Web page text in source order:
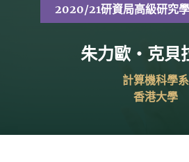
2020/21研資局高級研究
朱力歐・克貝
計算機科學系
香港大學